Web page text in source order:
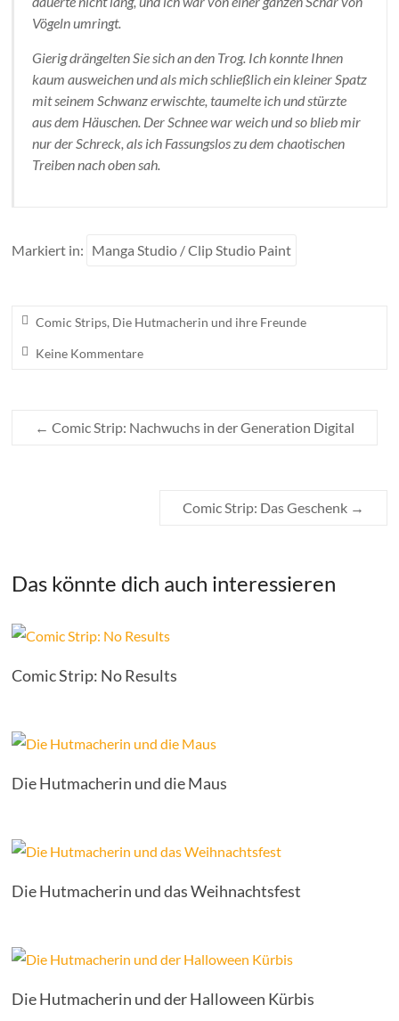
Vögeln umringt.
Gierig drängelten Sie sich an den Trog. Ich konnte Ihnen
kaum ausweichen und als mich schließlich ein kleiner Spatz
mit seinem Schwanz erwischte, taumelte ich und stürzte
aus dem Häuschen. Der Schnee war weich und so blieb mir
nur der Schreck, als ich Fassungslos zu dem chaotischen
Treiben nach oben sah.
Markiert in: Manga Studio / Clip Studio Paint
Comic Strips, Die Hutmacherin und ihre Freunde
Keine Kommentare
← Comic Strip: Nachwuchs in der Generation Digital
Comic Strip: Das Geschenk →
Das könnte dich auch interessieren
Comic Strip: No Results
Die Hutmacherin und die Maus
Die Hutmacherin und das Weihnachtsfest
Die Hutmacherin und der Halloween Kürbis